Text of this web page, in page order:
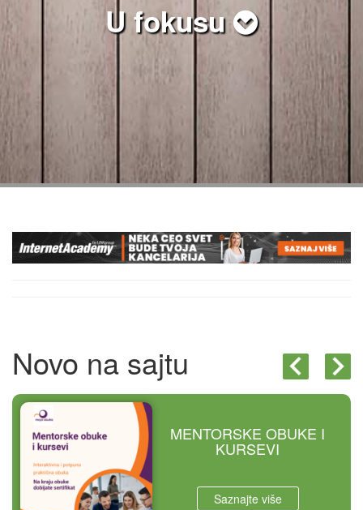
U fokusu
Novo na sajtu
MENTORSKE OBUKE I
KURSEVI
Saznajte više